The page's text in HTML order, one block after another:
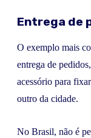
Entrega de
O exemplo mais
entrega de
acessório para
outro da cidade.
No Brasil, não é